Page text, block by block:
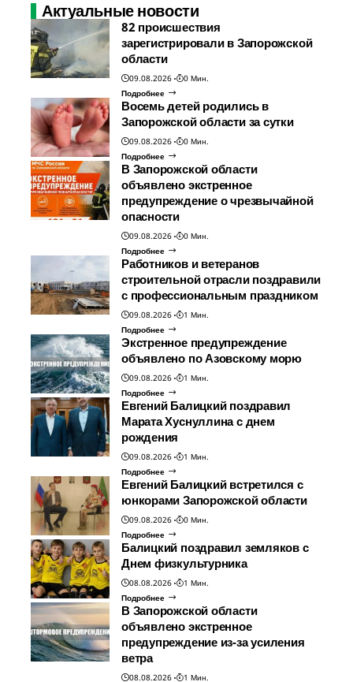
Актуальные новости
82 происшествия
зарегистрировали в Запорожской
области
09.08.2026
0 Мин.
Подробнее
Восемь детей родились в
Запорожской области за сутки
09.08.2026
0 Мин.
Подробнее
В Запорожской области
объявлено экстренное
предупреждение о чрезвычайной
опасности
09.08.2026
0 Мин.
Подробнее
Работников и ветеранов
строительной отрасли поздравили
с профессиональным праздником
09.08.2026
1 Мин.
Подробнее
Экстренное предупреждение
объявлено по Азовскому морю
09.08.2026
1 Мин.
Подробнее
Евгений Балицкий поздравил
Марата Хуснуллина с днем
рождения
09.08.2026
1 Мин.
Подробнее
Евгений Балицкий встретился с
юнкорами Запорожской области
09.08.2026
0 Мин.
Подробнее
Балицкий поздравил земляков с
Днем физкультурника
08.08.2026
1 Мин.
Подробнее
В Запорожской области
объявлено экстренное
предупреждение из-за усиления
ветра
08.08.2026
1 Мин.